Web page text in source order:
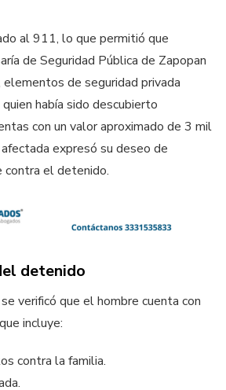
al 911, lo que permitió que
de Seguridad Pública de Zapopan
elementos de seguridad privada
había sido descubierto
con un valor aproximado de 3 mil
expresó su deseo de
el detenido.
detenido
verificó que el hombre cuenta con
incluye:
contra la familia.